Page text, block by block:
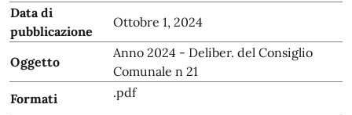
Data di
pubblicazione
Ottobre 1, 2024
Oggetto
Anno 2024 - Deliber. del Consiglio
Comunale n 21
Formati
.pdf